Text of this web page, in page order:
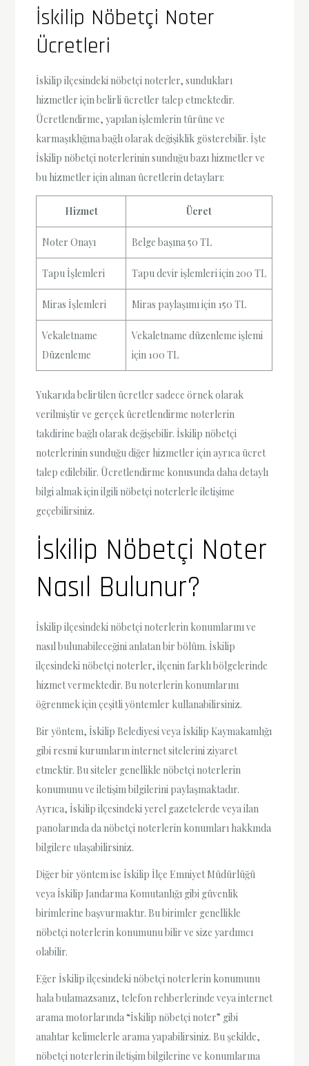
İskilip Nöbetçi Noter
Ücretleri
İskilip ilçesindeki nöbetçi noterler, sundukları
hizmetler için belirli ücretler talep etmektedir.
Ücretlendirme, yapılan işlemlerin türüne ve
karmaşıklığına bağlı olarak değişiklik gösterebilir. İşte
İskilip nöbetçi noterlerinin sunduğu bazı hizmetler ve
bu hizmetler için alınan ücretlerin detayları:
Hizmet Ücret
Noter Onayı Belge başına 50 TL
Tapu İşlemleri Tapu devir işlemleri için 200 TL
Miras İşlemleri Miras paylaşımı için 150 TL
Vekaletname
Düzenleme
Vekaletname düzenleme işlemi
için 100 TL
Yukarıda belirtilen ücretler sadece örnek olarak
verilmiştir ve gerçek ücretlendirme noterlerin
takdirine bağlı olarak değişebilir. İskilip nöbetçi
noterlerinin sunduğu diğer hizmetler için ayrıca ücret
talep edilebilir. Ücretlendirme konusunda daha detaylı
bilgi almak için ilgili nöbetçi noterlerle iletişime
geçebilirsiniz.
İskilip Nöbetçi Noter
Nasıl Bulunur?
İskilip ilçesindeki nöbetçi noterlerin konumlarını ve
nasıl bulunabileceğini anlatan bir bölüm. İskilip
ilçesindeki nöbetçi noterler, ilçenin farklı bölgelerinde
hizmet vermektedir. Bu noterlerin konumlarını
öğrenmek için çeşitli yöntemler kullanabilirsiniz.
Bir yöntem, İskilip Belediyesi veya İskilip Kaymakamlığı
gibi resmi kurumların internet sitelerini ziyaret
etmektir. Bu siteler genellikle nöbetçi noterlerin
konumunu ve iletişim bilgilerini paylaşmaktadır.
Ayrıca, İskilip ilçesindeki yerel gazetelerde veya ilan
panolarında da nöbetçi noterlerin konumları hakkında
bilgilere ulaşabilirsiniz.
Diğer bir yöntem ise İskilip İlçe Emniyet Müdürlüğü
veya İskilip Jandarma Komutanlığı gibi güvenlik
birimlerine başvurmaktır. Bu birimler genellikle
nöbetçi noterlerin konumunu bilir ve size yardımcı
olabilir.
Eğer İskilip ilçesindeki nöbetçi noterlerin konumunu
hala bulamazsanız, telefon rehberlerinde veya internet
arama motorlarında “İskilip nöbetçi noter” gibi
anahtar kelimelerle arama yapabilirsiniz. Bu şekilde,
nöbetçi noterlerin iletişim bilgilerine ve konumlarına